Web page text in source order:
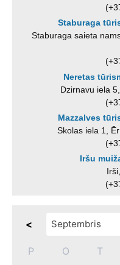
Staburaga
Staburaga saieta
Neretas
Dzirnavu iela
Mazzalves
Skolas iela 1,
Iršu
<
P O T